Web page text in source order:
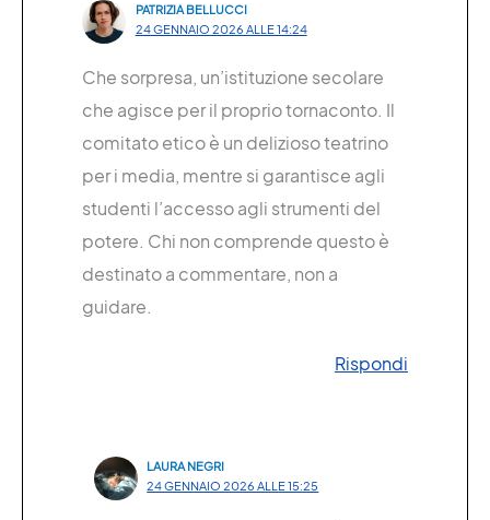
PATRIZIA BELLUCCI
24 GENNAIO 2026 ALLE 14:24
Che sorpresa, un’istituzione secolare
che agisce per il proprio tornaconto. Il
comitato etico è un delizioso teatrino
per i media, mentre si garantisce agli
studenti l’accesso agli strumenti del
potere. Chi non comprende questo è
destinato a commentare, non a
guidare.
Rispondi
LAURA NEGRI
24 GENNAIO 2026 ALLE 15:25